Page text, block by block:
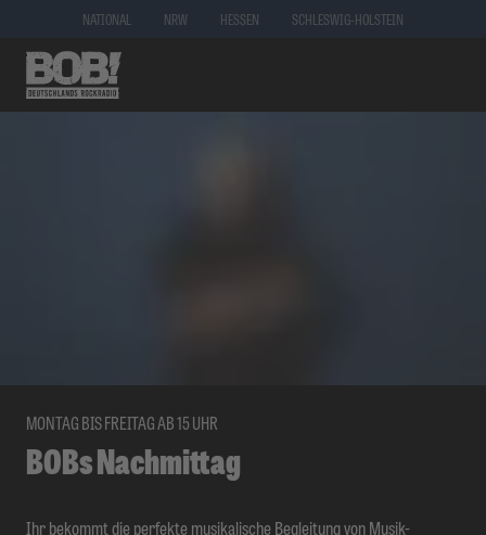
NATIONAL NRW HESSEN SCHLESWIG-HOLSTEIN
MONTAG BIS FREITAG AB 15 UHR
BOBs Nachmittag
Ihr bekommt die perfekte musikalische Begleitung von Musik-